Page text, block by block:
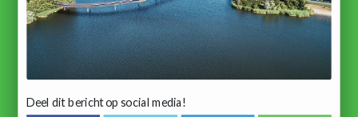
Deel dit bericht op social media!